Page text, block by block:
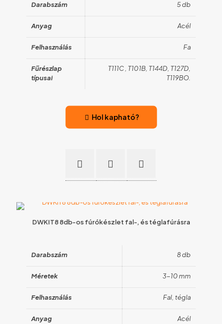
Darabszám 5 db
Anyag Acél
Felhasználás Fa
Fűrészlap
típusai
T111C , T101B, T144D, T127D,
T119BO.
Hol kapható?
DWKIT8 8db-os fúrókészlet fal-, és téglafúrásra
Darabszám 8 db
Méretek 3-10 mm
Felhasználás Fal, tégla
Anyag Acél